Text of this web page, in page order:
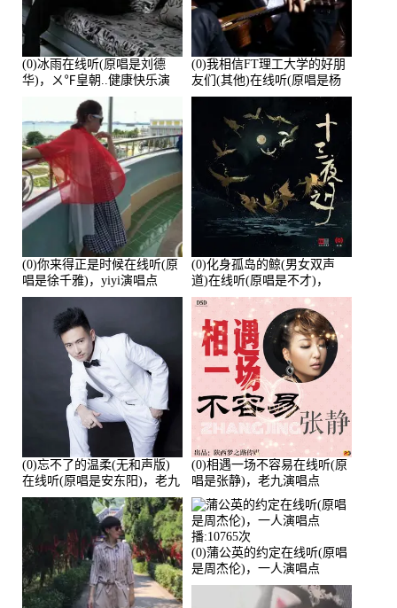
(0)冰雨在线听(原唱是刘德
华)，ㄨ℉皇朝..健康快乐演
唱点播:26643次
(0)我相信FT理工大学的好朋
友们(其他)在线听(原唱是杨
培安)，老乔演唱点播:23714
(0)你来得正是时候在线听(原
唱是徐千雅)，yiyi演唱点
播:21991次
(0)化身孤岛的鲸(男女双声
道)在线听(原唱是不才)，
HGBai演唱点播:19428次
(0)忘不了的温柔(无和声版)
在线听(原唱是安东阳)，老九
演唱点播:17392次
(0)相遇一场不容易在线听(原
唱是张静)，老九演唱点
播:11453次
(0)蒲公英的约定在线听(原唱
是周杰伦)，一人演唱点
播:10765次